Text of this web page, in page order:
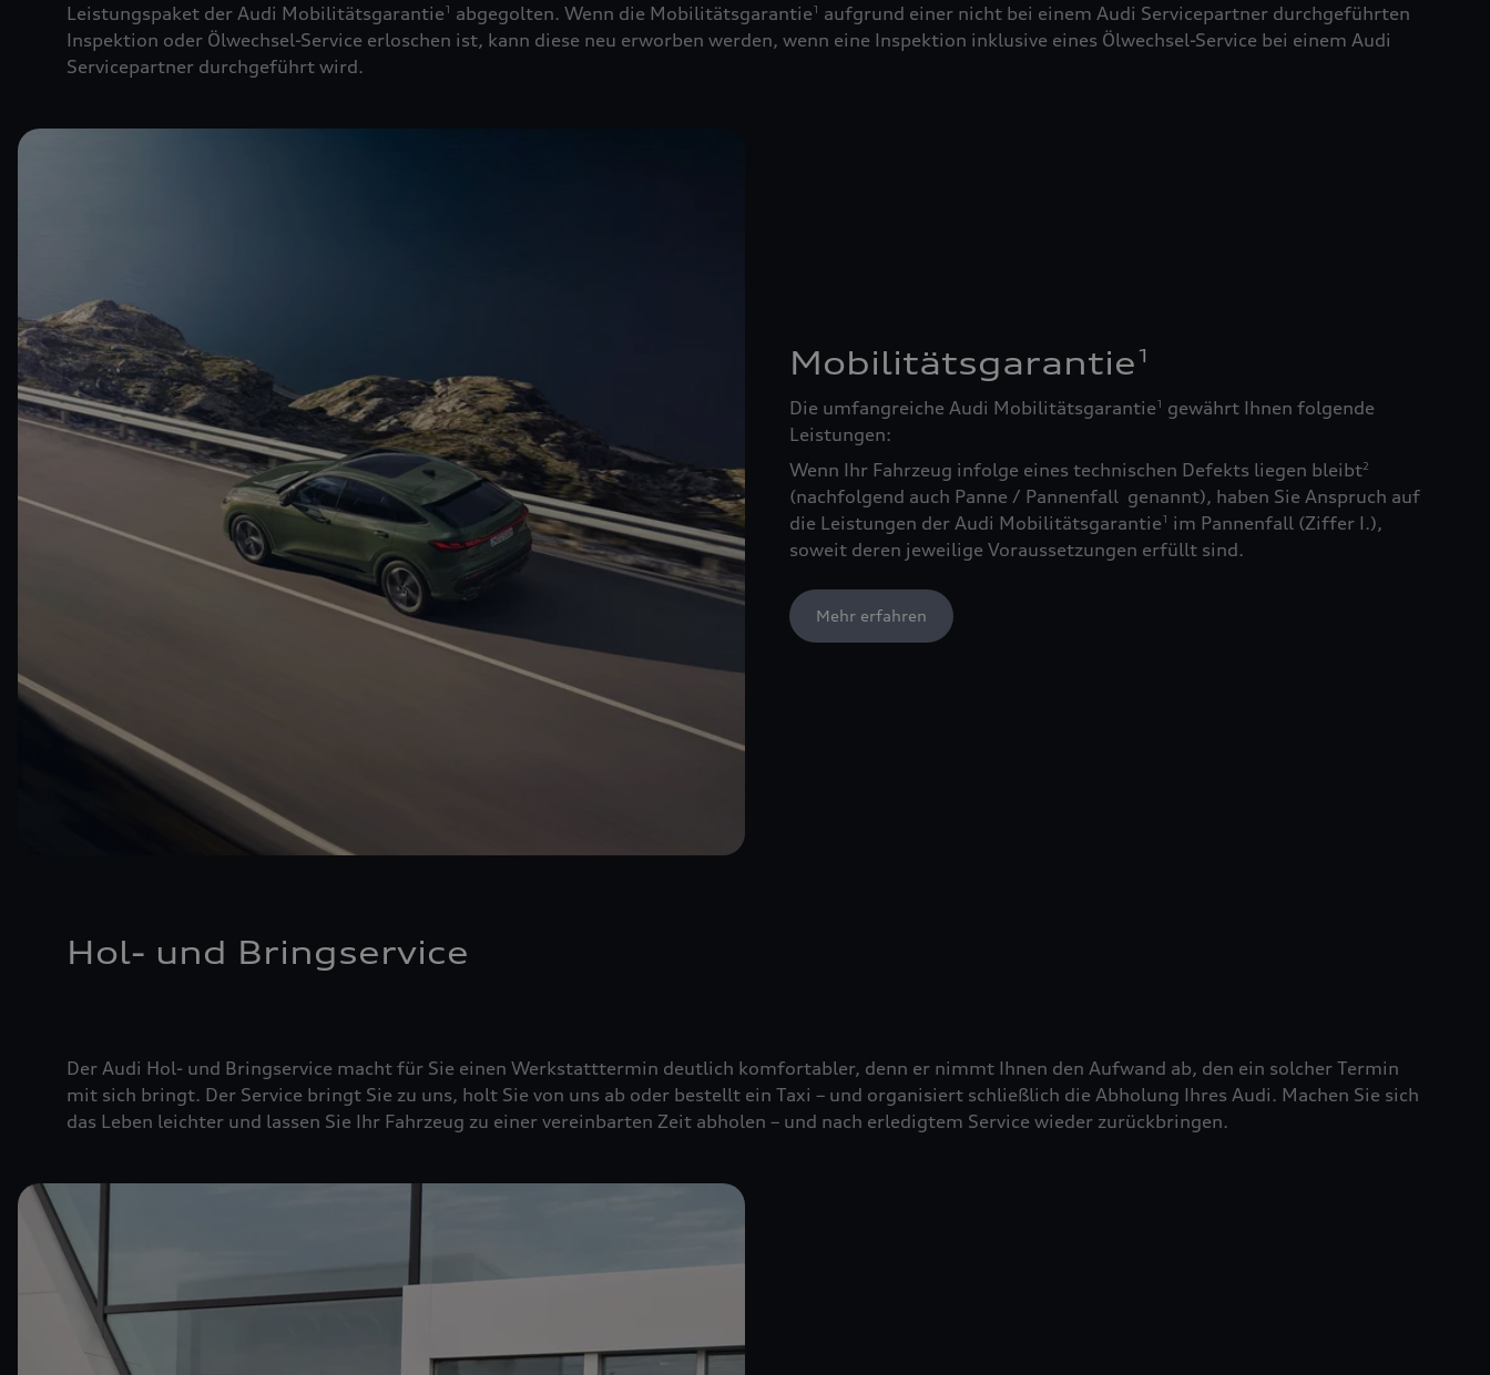
Leistungspaket der Audi Mobilitätsgarantie1 abgegolten. Wenn die Mobilitätsgarantie1
aufgrund einer nicht bei einem Audi Servicepartner durchgeführten
Inspektion oder Ölwechsel-Service erloschen ist, kann diese neu erworben werden, wenn eine Inspektion inklusive eines Ölwechsel-Service bei einem Audi
Servicepartner durchgeführt wird.
Mobilitätsgarantie 1
Die umfangreiche Audi Mobilitätsgarantie1
gewährt Ihnen folgende
Leistungen:
Wenn Ihr Fahrzeug infolge eines technischen Defekts liegen bleibt2
(nachfolgend auch Panne / Pannenfall genannt), haben Sie Anspruch auf
die Leistungen der Audi Mobilitätsgarantie1
im Pannenfall (Ziffer I.),
soweit deren jeweilige Voraussetzungen erfüllt sind.
Mehr erfahren
Hol- und Bringservice
Der Audi Hol- und Bringservice macht für Sie einen Werkstatttermin deutlich komfortabler, denn er nimmt Ihnen den Aufwand ab, den ein solcher Termin
mit sich bringt. Der Service bringt Sie zu uns, holt Sie von uns ab oder bestellt ein Taxi – und organisiert schließlich die Abholung Ihres Audi. Machen Sie sich
das Leben leichter und lassen Sie Ihr Fahrzeug zu einer vereinbarten Zeit abholen – und nach erledigtem Service wieder zurückbringen.